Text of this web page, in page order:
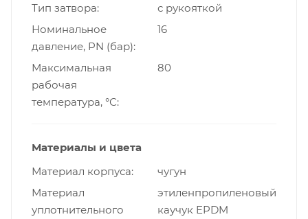
Тип затвора
с рукояткой
Номинальное
давление, PN (бар)
16
Максимальная
рабочая
температура, °С
80
Материалы и цвета
Материал корпуса
чугун
Материал
уплотнительного
этиленпропиленовый
каучук EPDM